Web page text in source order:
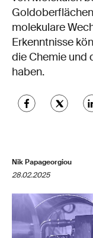
molekulare
Erkenntnisse
die Chemie und
haben.
Nik Papageorgiou
28.02.2025